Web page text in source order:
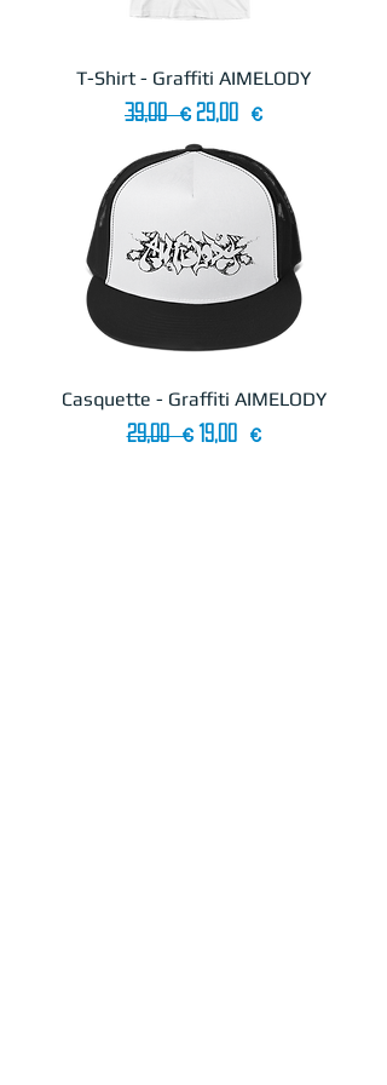
T-Shirt - Graffiti AIMELODY
Prix original
39,00 € Prix promotionnel
29,00 €
Casquette - Graffiti AIMELODY
Prix original
29,00 € Prix promotionnel
19,00 €